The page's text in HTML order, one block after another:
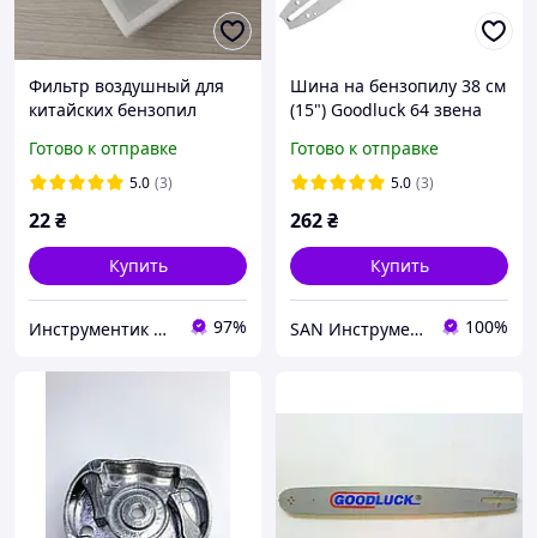
Фильтр воздушный для
китайских бензопил
Готово к отправке
5.0 (3)
22₴
Купить
Инструментик интернет-магазин 97%
Шина на бензопилу 38 см
(15") Goodluck 64 звена
Готово к отправке
5.0 (3)
262₴
Купить
SAN Инструмент Комплектующие Запчасти 100%